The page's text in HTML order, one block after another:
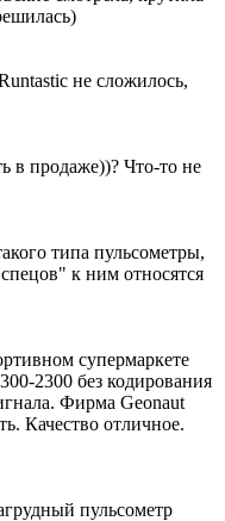
не сложилось,
в продаже))? Что-то не
типа пульсометры,
к ним относятся
супермаркете
2300 без кодирования
Фирма Geonaut
Качество отличное.
пульсометр